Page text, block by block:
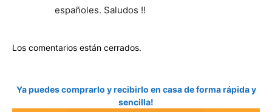
españoles. Saludos !!
Los comentarios están cerrados.
Ya puedes comprarlo y recibirlo en casa de forma rápida y
sencilla!